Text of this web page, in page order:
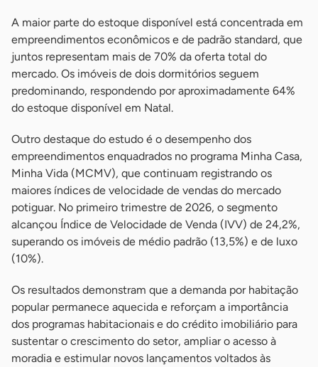
A maior parte do estoque disponível está concentrada em
empreendimentos econômicos e de padrão standard, que
juntos representam mais de 70% da oferta total do
mercado. Os imóveis de dois dormitórios seguem
predominando, respondendo por aproximadamente 64%
do estoque disponível em Natal.
Outro destaque do estudo é o desempenho dos
empreendimentos enquadrados no programa Minha Casa,
Minha Vida (MCMV), que continuam registrando os
maiores índices de velocidade de vendas do mercado
potiguar. No primeiro trimestre de 2026, o segmento
alcançou Índice de Velocidade de Venda (IVV) de 24,2%,
superando os imóveis de médio padrão (13,5%) e de luxo
(10%).
Os resultados demonstram que a demanda por habitação
popular permanece aquecida e reforçam a importância
dos programas habitacionais e do crédito imobiliário para
sustentar o crescimento do setor, ampliar o acesso à
moradia e estimular novos lançamentos voltados às